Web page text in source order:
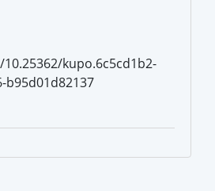
kupo.6c5cd1b2-
b95d01d82137